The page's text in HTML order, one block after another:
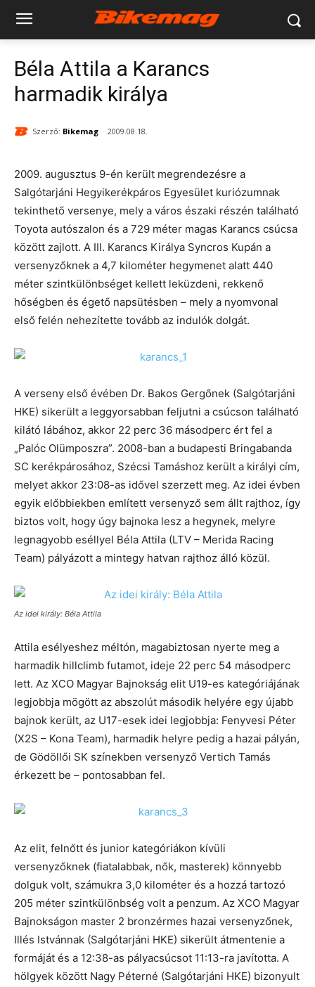
Béla Attila a Karancs
harmadik királya
Szerző: Bikemag 2009.08.18.
2009. augusztus 9-én került megrendezésre a
Salgótarjáni Hegyikerékpáros Egyesület kuriózumnak
tekinthető versenye, mely a város északi részén található
Toyota autószalon és a 729 méter magas Karancs csúcsa
között zajlott. A III. Karancs Királya Syncros Kupán a
versenyzőknek a 4,7 kilométer hegymenet alatt 440
méter szintkülönbséget kellett leküzdeni, rekkenő
hőségben és égető napsütésben – mely a nyomvonal
első felén nehezítette tovább az indulók dolgát.
A verseny első évében Dr. Bakos Gergőnek (Salgótarjáni
HKE) sikerült a leggyorsabban feljutni a csúcson található
kilátó lábához, akkor 22 perc 36 másodperc ért fel a
„Palóc Olümposzra”. 2008-ban a budapesti Bringabanda
SC kerékpárosához, Szécsi Tamáshoz került a királyi cím,
melyet akkor 23:08-as idővel szerzett meg. Az idei évben
egyik előbbiekben említett versenyző sem állt rajthoz, így
biztos volt, hogy úgy bajnoka lesz a hegynek, melyre
legnagyobb eséllyel Béla Attila (LTV – Merida Racing
Team) pályázott a mintegy hatvan rajthoz álló közül.
Az idei király: Béla Attila
Attila esélyeshez méltón, magabiztosan nyerte meg a
harmadik hillclimb futamot, ideje 22 perc 54 másodperc
lett. Az XCO Magyar Bajnokság elit U19-es kategóriájának
legjobbja mögött az abszolút második helyére egy újabb
bajnok került, az U17-esek idei legjobbja: Fenyvesi Péter
(X2S – Kona Team), harmadik helyre pedig a hazai pályán,
de Gödöllői SK színekben versenyző Vertich Tamás
érkezett be – pontosabban fel.
Az elit, felnőtt és junior kategóriákon kívüli
versenyzőknek (fiatalabbak, nők, masterek) könnyebb
dolguk volt, számukra 3,0 kilométer és a hozzá tartozó
205 méter szintkülönbség volt a penzum. Az XCO Magyar
Bajnokságon master 2 bronzérmes hazai versenyzőnek,
Illés Istvánnak (Salgótarjáni HKE) sikerült átmentenie a
formáját és a 12:38-as pályacsúcsot 11:13-ra javította. A
hölgyek között Nagy Péterné (Salgótarjáni HKE) bizonyult